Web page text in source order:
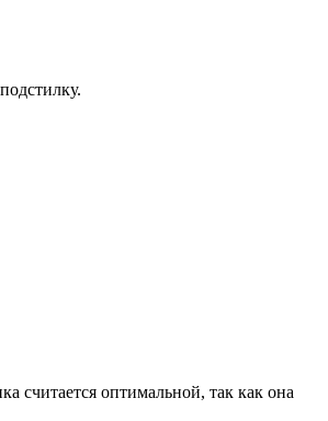
считается оптимальной, так как она